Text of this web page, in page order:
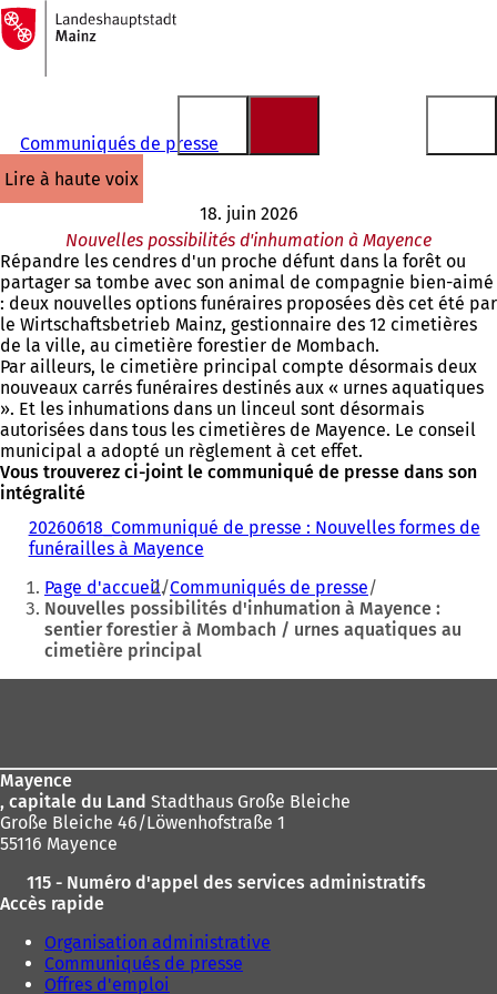
Accéder au contenu
Vers
la
page
d'accueil
Communiqués de presse
lire à haute voix
18. juin 2026
Nouvelles possibilités d'inhumation à Mayence
Répandre les cendres d'un proche défunt dans la forêt ou
partager sa tombe avec son animal de compagnie bien-aimé
: deux nouvelles options funéraires proposées dès cet été par
le Wirtschaftsbetrieb Mainz, gestionnaire des 12 cimetières
de la ville, au cimetière forestier de Mombach.
Par ailleurs, le cimetière principal compte désormais deux
nouveaux carrés funéraires destinés aux « urnes aquatiques
». Et les inhumations dans un linceul sont désormais
autorisées dans tous les cimetières de Mayence. Le conseil
municipal a adopté un règlement à cet effet.
Vous trouverez ci-joint le communiqué de presse dans son
intégralité
20260618_Communiqué de presse : Nouvelles formes de
funérailles à Mayence
Vous
êtes
Page d'accueil Communiqués de presse
Nouvelles possibilités d'inhumation à Mayence :
sentier forestier à Mombach / urnes aquatiques au
cimetière principal
Mayence
, capitale du Land Stadthaus Große Bleiche
Große Bleiche 46/Löwenhofstraße 1
55116 Mayence
115 - Numéro d'appel des services administratifs
Accès rapide
Organisation administrative
Communiqués de presse
Offres d'emploi